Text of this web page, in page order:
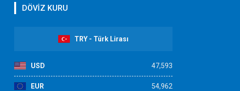
DÖVİZ KURU
TRY - Türk Lirası
USD 47,593
EUR 54,962